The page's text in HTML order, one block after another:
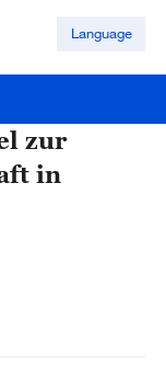
Language
zur
in